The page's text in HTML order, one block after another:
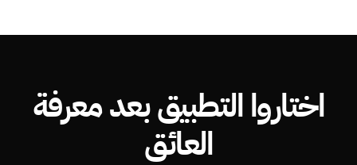
اختاروا التطبيق بعد معرفة
العائق